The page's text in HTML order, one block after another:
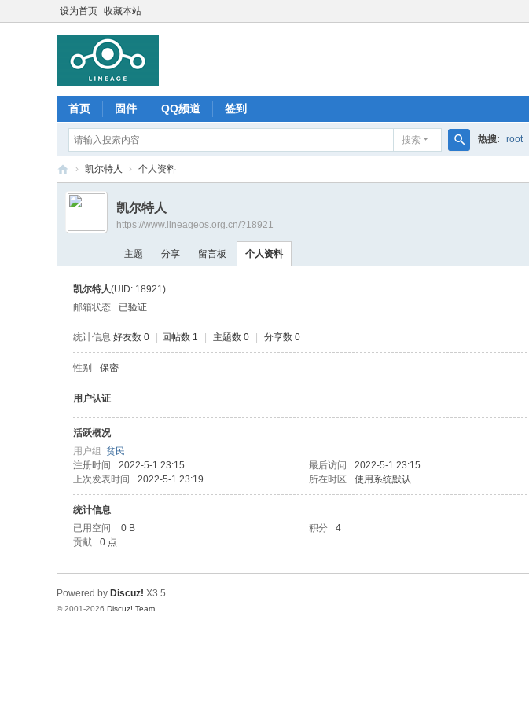
设为首页 收藏本站
首页 固件 QQ频道 签到
搜索
索
热搜: root
Li
ag
› 凯尔特人 › 个人资料
凯尔特人
https://www.lineageos.org.cn/?18921
主题 分享 留言板 个人资料
凯尔特人(UID: 18921)
邮箱状态
已验证
统计信息 好友数 0 回帖数 1 主题数 0 分享数 0
性别 保密
用户认证
活跃概况
用户组 贫民
注册时间
2022-5-1 23:15 最后访问 2022-5-1 23:15
上次发表时间
2022-5-1 23:19 所在时区 使用系统默认
统计信息
已用空间
0 B 积分 4
贡献
0 点
Powered by Discuz! X3.5
© 2001-2026 Discuz! Team